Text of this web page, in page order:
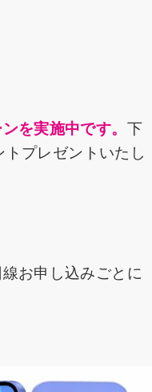
を実施中です。 下
プレゼントいたし
お申し込みごとに